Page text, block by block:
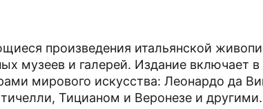
произведения итальянской
музеев и галерей. Издание включает
мирового искусства: Леонардо да
Тицианом и Веронезе и другими.